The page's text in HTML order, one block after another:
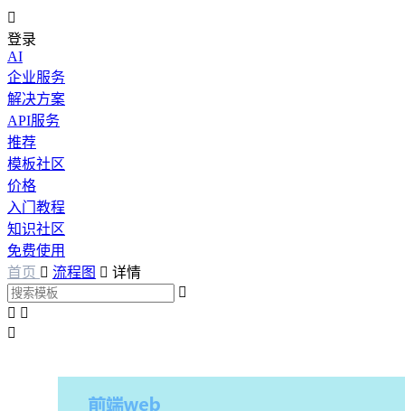

登录
AI
企业服务
解决方案
API服务
推荐
模板社区
价格
入门教程
知识社区
免费使用
首页  流程图  详情

 
